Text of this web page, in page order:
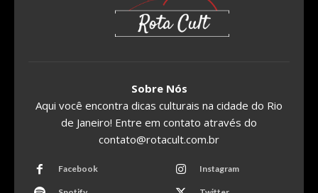
Sobre Nós
Aqui você encontra dicas culturais na cidade do Rio
de Janeiro! Entre em contato através do
contato@rotacult.com.br
Facebook Instagram